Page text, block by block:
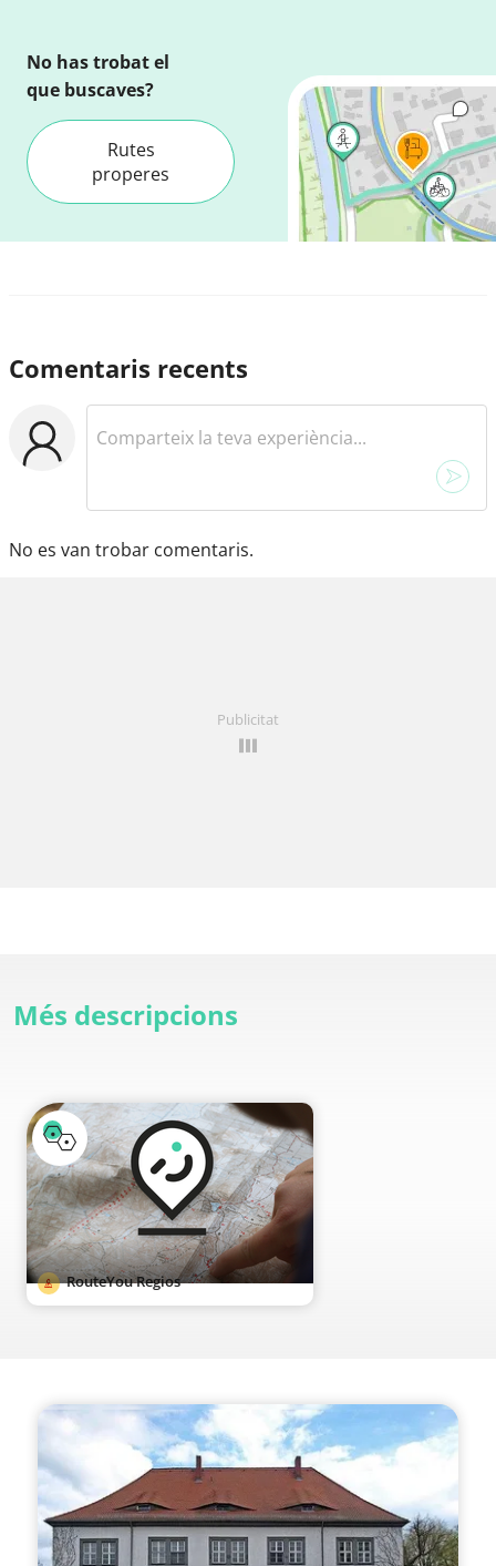
No has trobat el
que buscaves?
Rutes
properes
Comentaris recents
No es van trobar comentaris.
Publicitat
Més descripcions
RouteYou Regios